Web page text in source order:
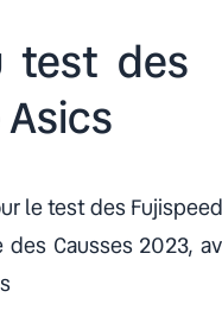
test des
des Causses 2023,